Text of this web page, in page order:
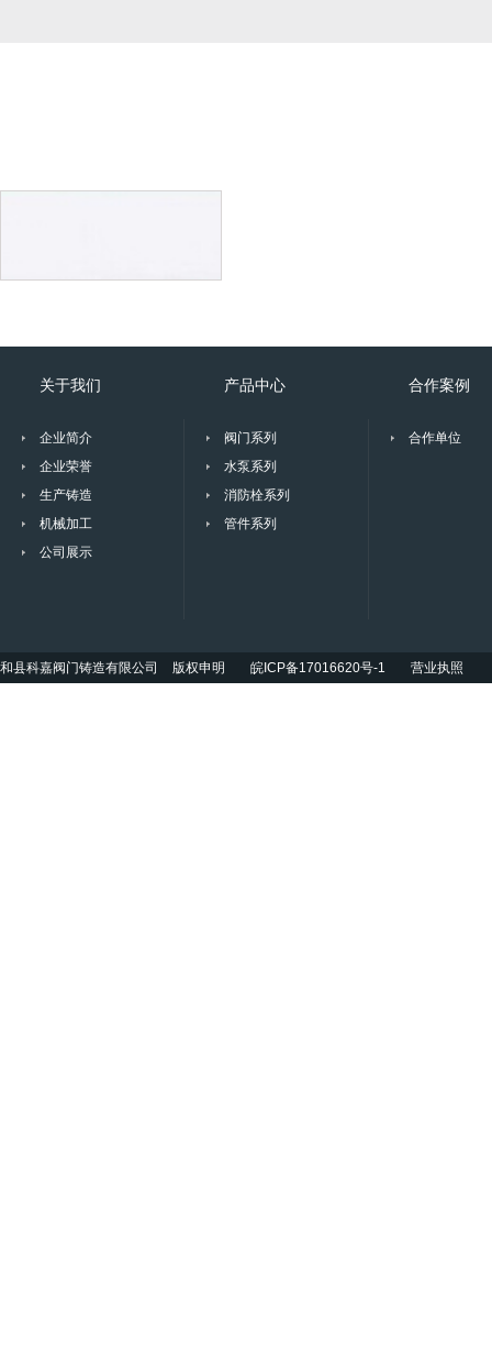
关于我们
企业简介
企业荣誉
生产铸造
机械加工
公司展示
产品中心
阀门系列
水泵系列
消防栓系列
管件系列
合作案例
合作单位
和县科嘉阀门铸造有限公司 版权申明 皖ICP备17016620号-1 营业执照